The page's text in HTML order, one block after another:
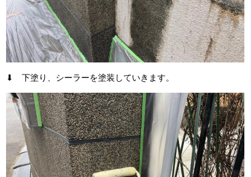
⬇ 下塗り、シーラーを塗装していきます。